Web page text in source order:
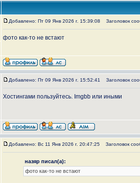
Добавлено: Пт 09 Янв 2026 г. 15:39:08 Заголовок
фото как-то не встают
Добавлено: Пт 09 Янв 2026 г. 15:52:41 Заголовок
Хостингами пользуйтесь. Imgbb или иными
Добавлено: Вс 11 Янв 2026 г. 20:47:25 Заголовок
назяр писал(а):
фото как-то не встают